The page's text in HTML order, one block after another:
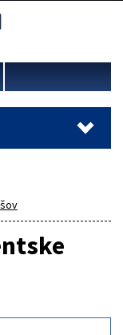
vnútra SR.